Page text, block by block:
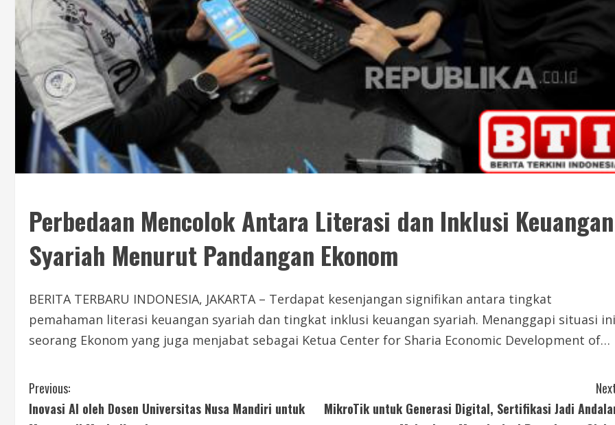
Perbedaan Mencolok Antara Literasi dan Inklusi Keuangan
Syariah Menurut Pandangan Ekonom
BERITA TERBARU INDONESIA, JAKARTA – Terdapat kesenjangan signifikan antara tingkat
pemahaman literasi keuangan syariah dan tingkat inklusi keuangan syariah. Menanggapi situasi
seorang Ekonom yang juga menjabat sebagai Ketua Center for Sharia Economic Development of…
C
Previous:
Inovasi AI oleh Dosen Universitas Nusa Mandiri untuk
MikroTik untuk Generasi Digital, Sertifikasi Jadi